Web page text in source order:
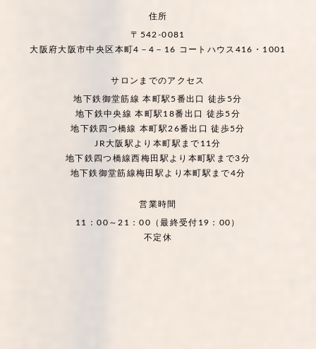
住所
〒542-0081
大阪府大阪市中央区本町4－4－16 コートハウス416・1001
サロンまでのアクセス
地下鉄御堂筋線 本町駅5番出口 徒歩5分
地下鉄中央線 本町駅18番出口 徒歩5分
地下鉄四つ橋線 本町駅26番出口 徒歩5分
JR大阪駅より本町駅まで11分
地下鉄四つ橋線西梅田駅より本町駅まで3分
地下鉄御堂筋線梅田駅より本町駅まで4分
営業時間
11：00～21：00（最終受付19：00）
不定休